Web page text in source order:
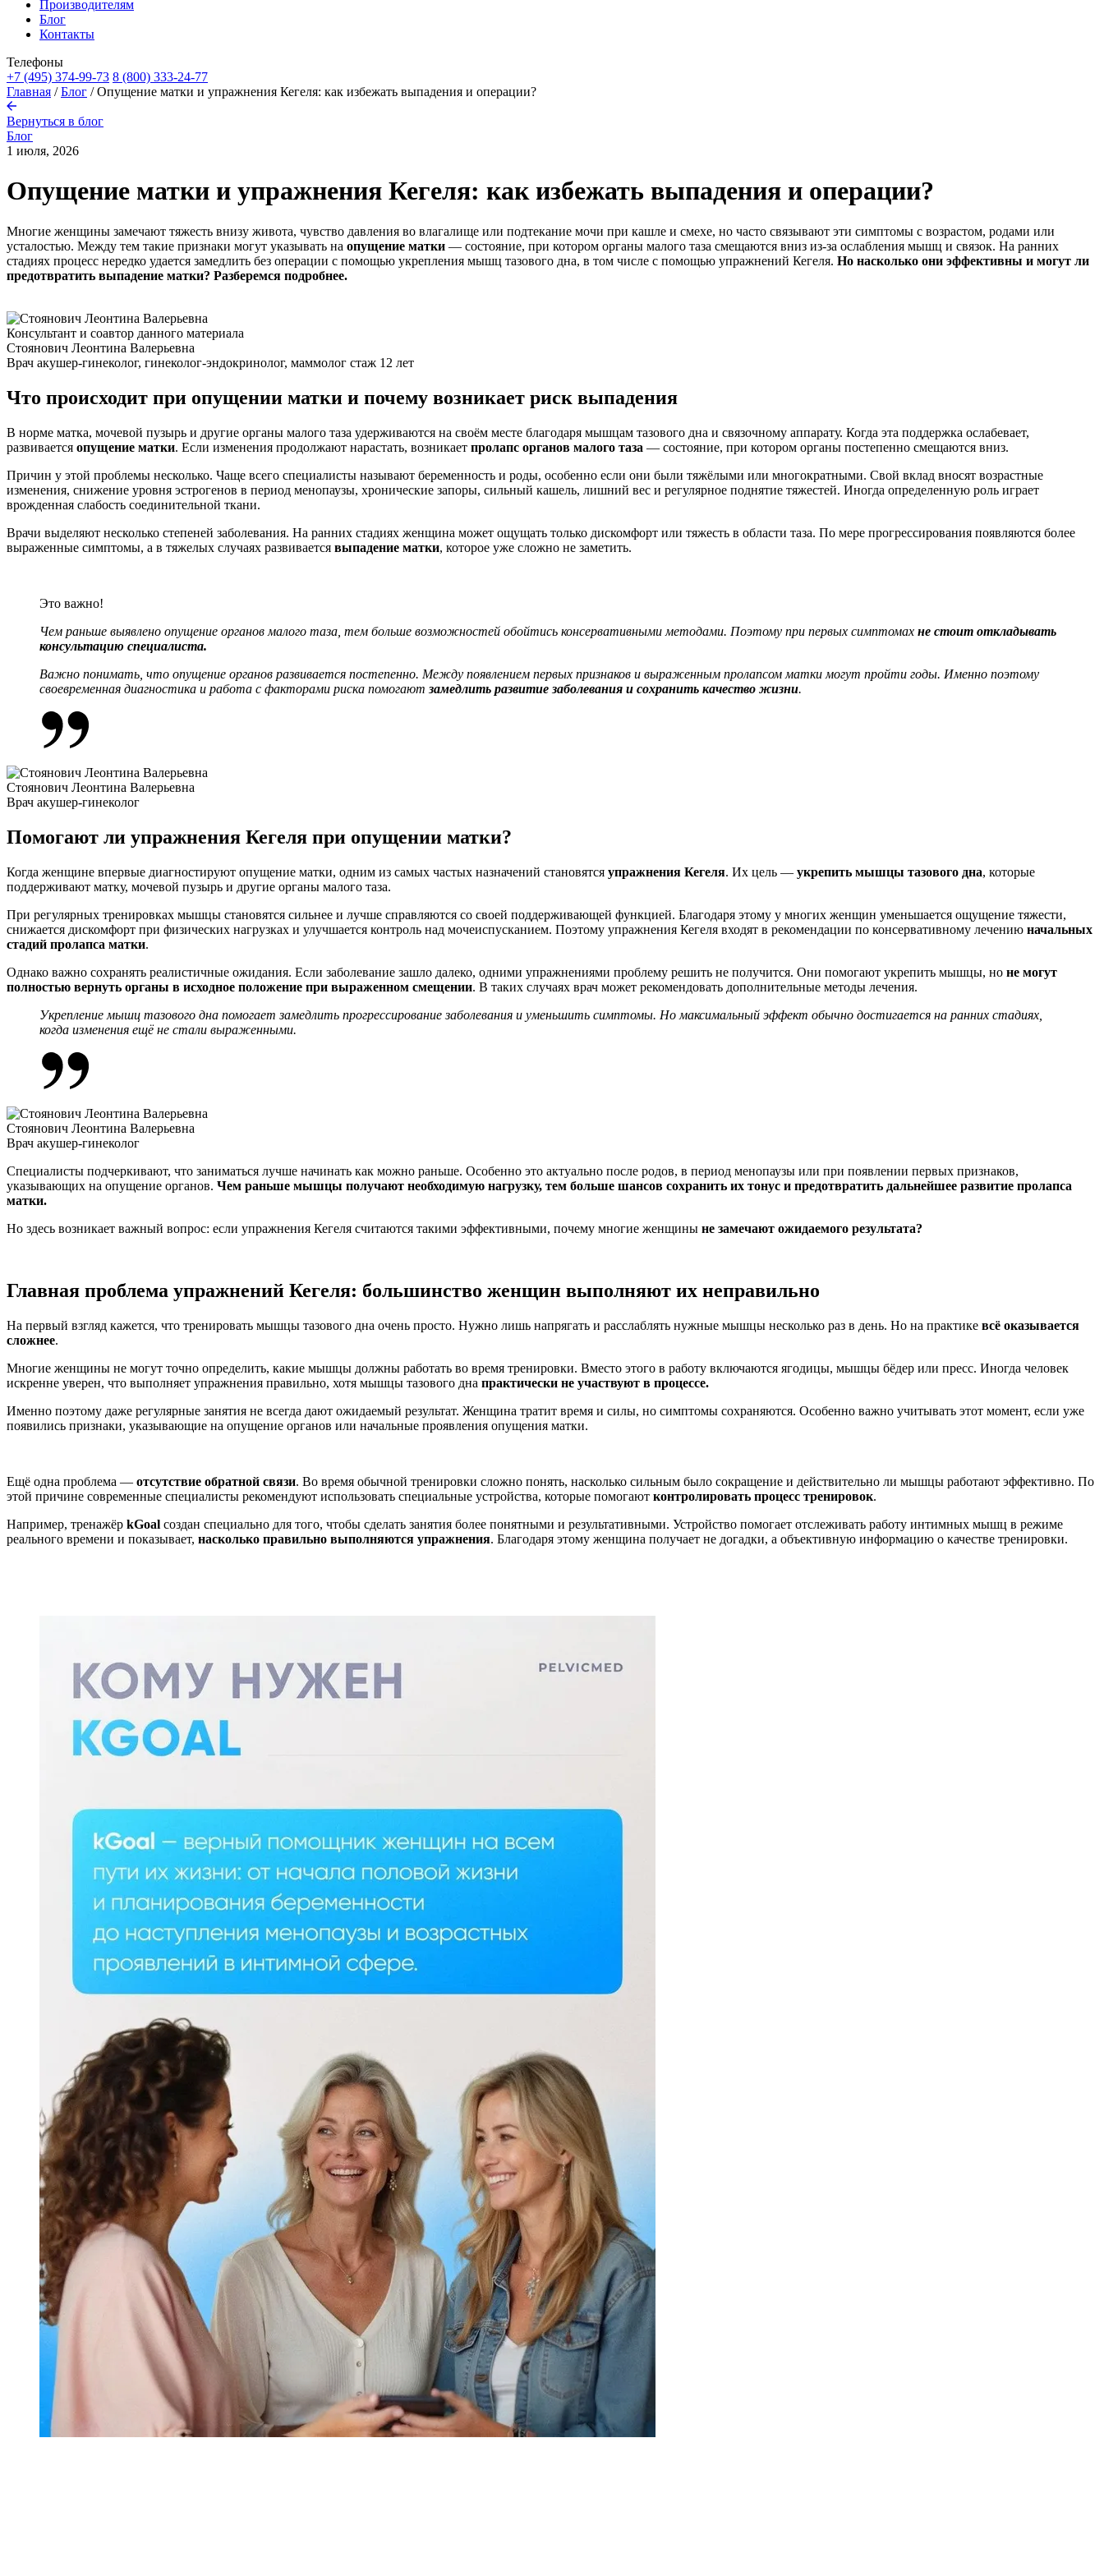
Производителям
Блог
Контакты
Телефоны
+7 (495) 374-99-73 8 (800) 333-24-77
Главная /Блог /Опущение матки и упражнения Кегеля: как избежать выпадения и операции?
Вернуться в блог
Блог
1 июля, 2026
Опущение матки и упражнения Кегеля: как избежать выпадения и операции?
Многие женщины замечают тяжесть внизу живота, чувство давления во влагалище или подтекание мочи при кашле и смехе, но часто связывают эти симптомы с возрастом, родами или
усталостью. Между тем такие признаки могут указывать на опущение матки — состояние, при котором органы малого таза смещаются вниз из-за ослабления мышц и связок. На ранних
стадиях процесс нередко удается замедлить без операции с помощью укрепления мышц тазового дна, в том числе с помощью упражнений Кегеля. Но насколько они эффективны и могут ли
предотвратить выпадение матки? Разберемся подробнее.
Консультант и соавтор данного материала
Стоянович Леонтина Валерьевна
Врач акушер-гинеколог, гинеколог-эндокринолог, маммолог стаж 12 лет
Что происходит при опущении матки и почему возникает риск выпадения
В норме матка, мочевой пузырь и другие органы малого таза удерживаются на своём месте благодаря мышцам тазового дна и связочному аппарату. Когда эта поддержка ослабевает,
развивается опущение матки. Если изменения продолжают нарастать, возникает пролапс органов малого таза — состояние, при котором органы постепенно смещаются вниз.
Причин у этой проблемы несколько. Чаще всего специалисты называют беременность и роды, особенно если они были тяжёлыми или многократными. Свой вклад вносят возрастные
изменения, снижение уровня эстрогенов в период менопаузы, хронические запоры, сильный кашель, лишний вес и регулярное поднятие тяжестей. Иногда определенную роль играет
врожденная слабость соединительной ткани.
Врачи выделяют несколько степеней заболевания. На ранних стадиях женщина может ощущать только дискомфорт или тяжесть в области таза. По мере прогрессирования появляются более
выраженные симптомы, а в тяжелых случаях развивается выпадение матки, которое уже сложно не заметить.
Это важно!
Чем раньше выявлено опущение органов малого таза, тем больше возможностей обойтись консервативными методами. Поэтому при первых симптомах не стоит откладывать
консультацию специалиста.
Важно понимать, что опущение органов развивается постепенно. Между появлением первых признаков и выраженным пролапсом матки могут пройти годы. Именно поэтому
своевременная диагностика и работа с факторами риска помогают замедлить развитие заболевания и сохранить качество жизни.
Стоянович Леонтина Валерьевна
Врач акушер-гинеколог
Помогают ли упражнения Кегеля при опущении матки?
Когда женщине впервые диагностируют опущение матки, одним из самых частых назначений становятся упражнения Кегеля. Их цель — укрепить мышцы тазового дна, которые
поддерживают матку, мочевой пузырь и другие органы малого таза.
При регулярных тренировках мышцы становятся сильнее и лучше справляются со своей поддерживающей функцией. Благодаря этому у многих женщин уменьшается ощущение тяжести,
снижается дискомфорт при физических нагрузках и улучшается контроль над мочеиспусканием. Поэтому упражнения Кегеля входят в рекомендации по консервативному лечению начальных
стадий пролапса матки.
Однако важно сохранять реалистичные ожидания. Если заболевание зашло далеко, одними упражнениями проблему решить не получится. Они помогают укрепить мышцы, но не могут
полностью вернуть органы в исходное положение при выраженном смещении. В таких случаях врач может рекомендовать дополнительные методы лечения.
Укрепление мышц тазового дна помогает замедлить прогрессирование заболевания и уменьшить симптомы. Но максимальный эффект обычно достигается на ранних стадиях,
когда изменения ещё не стали выраженными.
Стоянович Леонтина Валерьевна
Врач акушер-гинеколог
Специалисты подчеркивают, что заниматься лучше начинать как можно раньше. Особенно это актуально после родов, в период менопаузы или при появлении первых признаков,
указывающих на опущение органов. Чем раньше мышцы получают необходимую нагрузку, тем больше шансов сохранить их тонус и предотвратить дальнейшее развитие пролапса
матки.
Но здесь возникает важный вопрос: если упражнения Кегеля считаются такими эффективными, почему многие женщины не замечают ожидаемого результата?
Главная проблема упражнений Кегеля: большинство женщин выполняют их неправильно
На первый взгляд кажется, что тренировать мышцы тазового дна очень просто. Нужно лишь напрягать и расслаблять нужные мышцы несколько раз в день. Но на практике всё оказывается
сложнее.
Многие женщины не могут точно определить, какие мышцы должны работать во время тренировки. Вместо этого в работу включаются ягодицы, мышцы бёдер или пресс. Иногда человек
искренне уверен, что выполняет упражнения правильно, хотя мышцы тазового дна практически не участвуют в процессе.
Именно поэтому даже регулярные занятия не всегда дают ожидаемый результат. Женщина тратит время и силы, но симптомы сохраняются. Особенно важно учитывать этот момент, если уже
появились признаки, указывающие на опущение органов или начальные проявления опущения матки.
Ещё одна проблема — отсутствие обратной связи. Во время обычной тренировки сложно понять, насколько сильным было сокращение и действительно ли мышцы работают эффективно. По
этой причине современные специалисты рекомендуют использовать специальные устройства, которые помогают контролировать процесс тренировок.
Например, тренажёр kGoal создан специально для того, чтобы сделать занятия более понятными и результативными. Устройство помогает отслеживать работу интимных мышц в режиме
реального времени и показывает, насколько правильно выполняются упражнения. Благодаря этому женщина получает не догадки, а объективную информацию о качестве тренировки.